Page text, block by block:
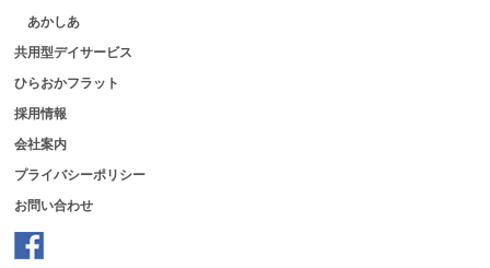
あかしあ
共用型デイサービス
ひらおかフラット
採用情報
会社案内
プライバシーポリシー
お問い合わせ